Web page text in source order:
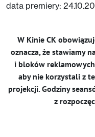
data premiery:
W Kinie CK
oznacza, że stawiamy
i bloków
aby nie korzystali z
projekcji. Godziny
z